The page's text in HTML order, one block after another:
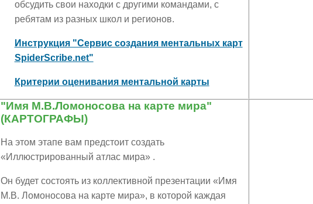
обсудить свои находки с другими командами, с
ребятам из разных школ и регионов.
Инструкция "Сервис создания ментальных карт
SpiderScribe.net"
Критерии оценивания ментальной карты
"Имя М.В.Ломоносова на карте мира"
(КАРТОГРАФЫ)
На этом этапе вам предстоит создать
«Иллюстрированный атлас мира» .
Он будет состоять из коллективной презентации «Имя
М.В. Ломоносова на карте мира», в которой каждая